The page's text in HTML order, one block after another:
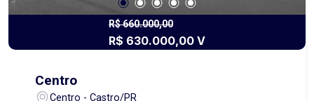
os fundos dele, com alteração de preço.
R$ 660.000,00
R$ 630.000,00 V
Centro
Centro - Castro/PR